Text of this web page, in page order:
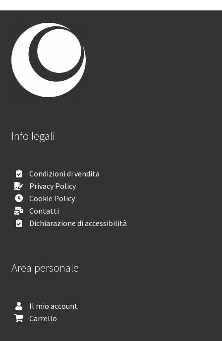
Info legali
Condizioni di vendita
Privacy Policy
Cookie Policy
Contatti
Dichiarazione di accessibilità
Area personale
Il mio account
Carrello